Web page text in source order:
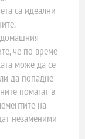
са идеални
домашния
че по време
може да се
да попадне
помагат в
на
незаменими